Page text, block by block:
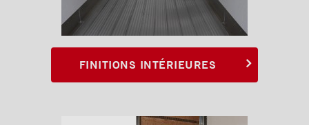
FINITIONS INTÉRIEURES